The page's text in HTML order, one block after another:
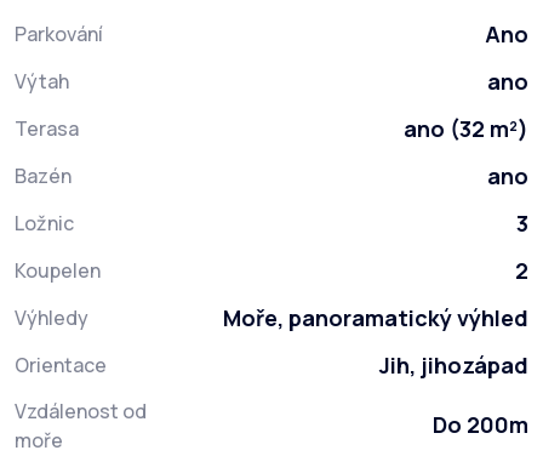
Parkování Ano
Výtah ano
Terasa ano (32 m²)
Bazén ano
Ložnic 3
Koupelen 2
Výhledy Moře, panoramatický výhled
Orientace Jih, jihozápad
Vzdálenost od
moře
Do 200m